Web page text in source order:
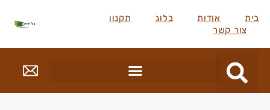
בית אודות בלוג
תקנון
צור קשר